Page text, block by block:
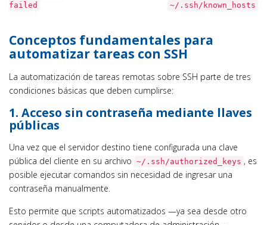
failed
~/.ssh/known_hosts
Conceptos fundamentales para
automatizar tareas con SSH
La automatización de tareas remotas sobre SSH parte de tres
condiciones básicas que deben cumplirse:
1. Acceso sin contraseña mediante llaves
públicas
Una vez que el servidor destino tiene configurada una clave
pública del cliente en su archivo ~/.ssh/authorized_keys , es
posible ejecutar comandos sin necesidad de ingresar una
contraseña manualmente.
Esto permite que scripts automatizados —ya sea desde otro